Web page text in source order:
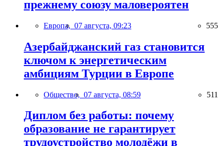
прежнему союзу маловероятен
Европа, 07 августа, 09:23 555
Азербайджанский газ становится
ключом к энергетическим
амбициям Турции в Европе
Общество, 07 августа, 08:59 511
Диплом без работы: почему
образование не гарантирует
трудоустройство молодёжи в